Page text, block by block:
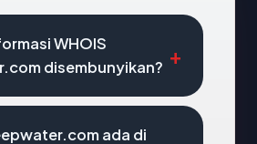
WHOIS
disembunyikan?
ada di